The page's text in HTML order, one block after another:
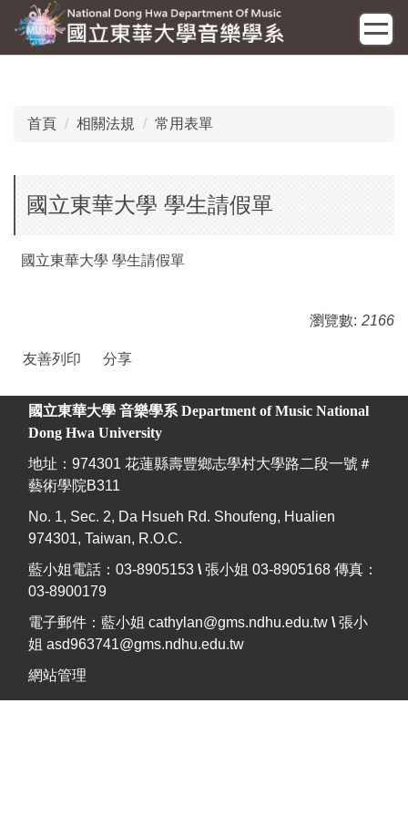
到
主
首頁 相關法規 常用表單
國立東華大學 學生請假單
國立東華大學 學生請假單
瀏覽數: 2166
友善列印 分享
國立東華大學 音樂學系 Department of Music National
Dong Hwa University
地址：974301 花蓮縣壽豐鄉志學村大學路二段一號＃
藝術學院B311
No. 1, Sec. 2, Da Hsueh Rd. Shoufeng, Hualien
974301, Taiwan, R.O.C.
藍小姐電話：03-8905153 \ 張小姐 03-8905168 傳真：
03-8900179
電子郵件：藍小姐 cathylan@gms.ndhu.edu.tw \ 張小
姐 asd963741@gms.ndhu.edu.tw
網站管理